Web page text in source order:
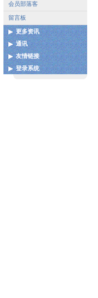
会员部落客
留言板
更多资讯
各地宗亲会通讯录
扩建图测
谢姓起源
通讯
联系我们
友情链接
中国泉州市谢氏宗亲联谊总
登录系统